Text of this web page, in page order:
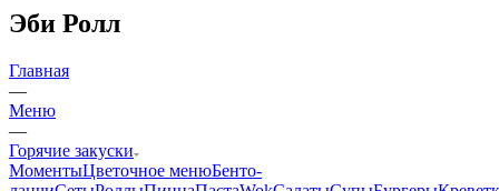
Эби Ролл
Главная
—
Меню
—
Горячие закуски
МоментыЦветочное менюБенто-